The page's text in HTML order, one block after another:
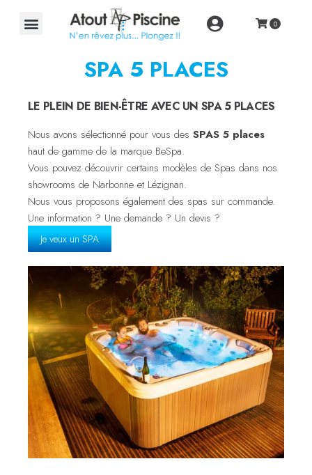
SPA 5 PLACES
LE PLEIN DE BIEN-ÊTRE AVEC UN SPA 5 PLACES
Nous avons sélectionné pour vous des SPAS 5 places
haut de gamme de la marque BeSpa.
Vous pouvez découvrir certains modèles de Spas dans nos
showrooms de Narbonne et Lézignan.
Nous vous proposons également des spas sur commande.
Une information ? Une demande ? Un devis ?
Je veux un SPA